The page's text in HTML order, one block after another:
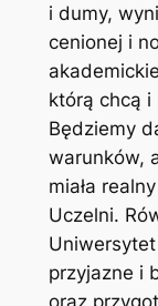
i dumy,
cenionej i
którą chcą i
Będziemy
warunków,
miała
Uczelni.
przyjazne i
oraz